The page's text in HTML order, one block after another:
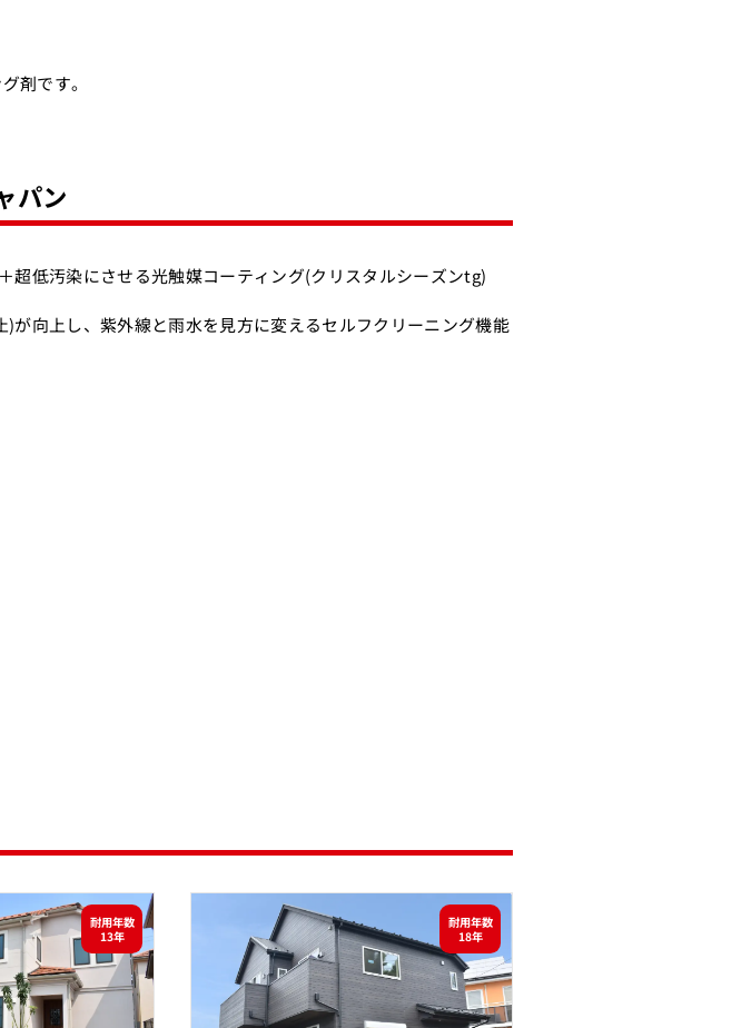
剤です。
パン
超低汚染にさせる光触媒コーティング(クリスタルシーズンtg)
向上し、紫外線と雨水を見方に変えるセルフクリーニング機能
耐用年数
13年
耐用年数
18年